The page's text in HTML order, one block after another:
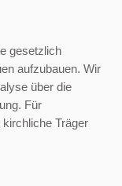
gesetzlich
aufzubauen. Wir
über die
Für
Träger